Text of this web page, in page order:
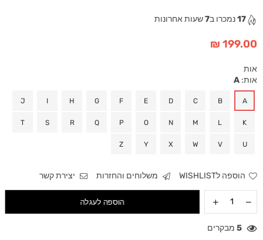
17נמכרו ב7שעות אחרונות
מחיר
199.00 ₪
אות
אות: A
A
B
C
D
E
F
G
H
I
J
K
L
M
N
O
P
Q
R
S
T
U
V
W
X
Y
Z
הוספה לWISHLIST משלוחים והחזרות יצירת קשר
הוספה לעגלה
5 מבקרים